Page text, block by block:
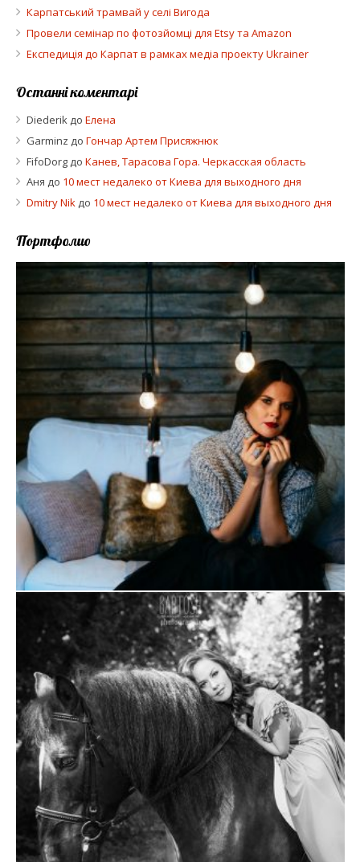
Карпатський трамвай у селі Вигода
Провели семінар по фотозйомці для Etsy та Amazon
Експедиція до Карпат в рамках медіа проекту Ukrainer
Останні коментарі
Diederikдо Елена
Garminz до Гончар Артем Присяжнюк
FifoDorgдо Канев, Тарасова Гора. Черкасская область
Аня до 10 мест недалеко от Киева для выходного дня
Dmitry Nikдо 10 мест недалеко от Киева для выходного дня
Портфолио